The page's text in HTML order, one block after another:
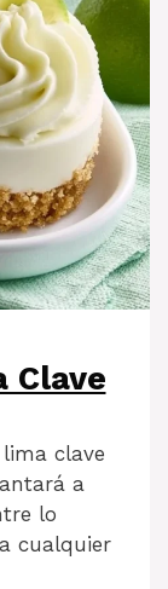
Clave
clave
a
lo
cualquier